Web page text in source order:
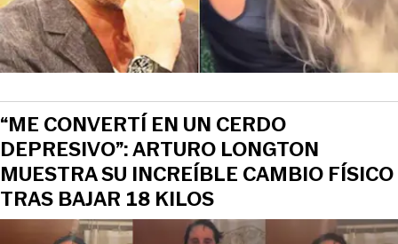
“ME CONVERTÍ EN UN CERDO
DEPRESIVO”: ARTURO LONGTON
MUESTRA SU INCREÍBLE CAMBIO FÍSICO
TRAS BAJAR 18 KILOS